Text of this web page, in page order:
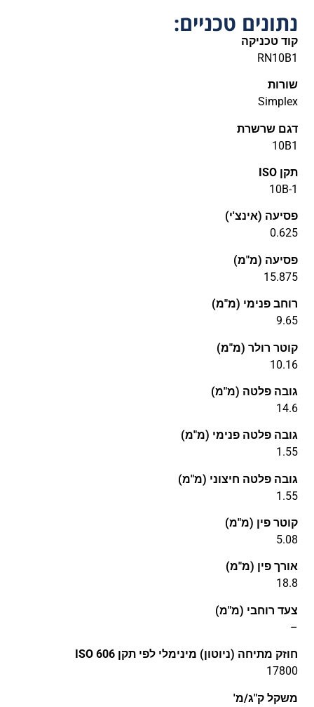
נתונים טכניים:
קוד טכניקה
RN10B1
שורות
Simplex
דגם שרשרת
10B1
תקן ISO
10B-1
פסיעה (אינצ'י)
0.625
פסיעה (מ"מ)
15.875
רוחב פנימי (מ"מ)
9.65
קוטר רולר (מ"מ)
10.16
גובה פלטה (מ"מ)
14.6
גובה פלטה פנימי (מ"מ)
1.55
גובה פלטה חיצוני (מ"מ)
1.55
קוטר פין (מ"מ)
5.08
אורך פין (מ"מ)
18.8
צעד רוחבי (מ"מ)
–
חוזק מתיחה (ניוטון) מינימלי לפי תקן ISO 606
17800
משקל ק"ג/מ'